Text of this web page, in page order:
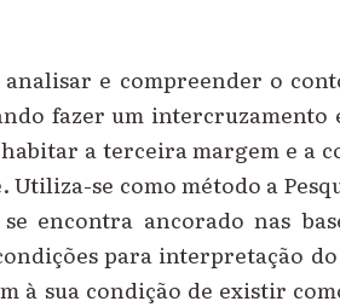
e compreender o
fazer um intercruzamento
a terceira margem e a
se como método a
encontra ancorado nas
para interpretação
à sua condição de existir